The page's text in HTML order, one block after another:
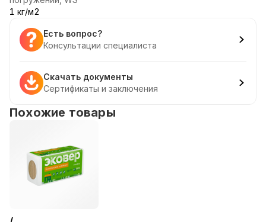
1 кг/м2
Есть вопрос?
Консультации специалиста
Скачать документы
Сертификаты и заключения
Похожие товары